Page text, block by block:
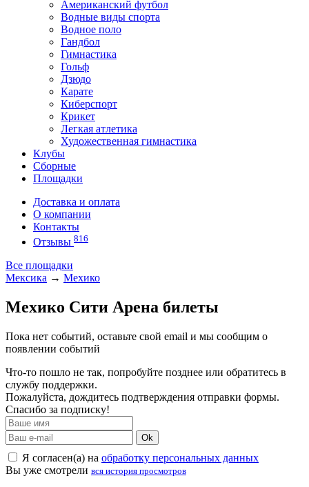
Американский футбол
Водные виды спорта
Водное поло
Гандбол
Гимнастика
Гольф
Дзюдо
Карате
Киберспорт
Крикет
Легкая атлетика
Художественная гимнастика
Клубы
Сборные
Площадки
Доставка и оплата
О компании
Контакты
Отзывы 816
Все площадки
Мексика → Мехико
Мехико Сити Арена билеты
Пока нет событий, оставьте свой email и мы сообщим о
появлении событий
Что-то пошло не так, попробуйте позднее или обратитесь в
службу поддержки.
Пожалуйста, дождитесь подтверждения отправки формы.
Спасибо за подписку!
Ok
Я согласен(а) на обработку персональных данных
Вы уже смотрели вся история просмотров